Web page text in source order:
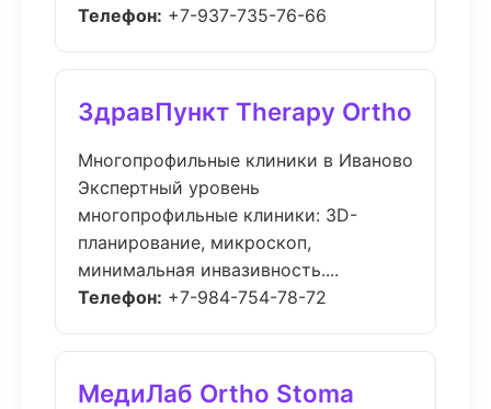
Телефон: +7-937-735-76-66
ЗдравПункт Therapy Ortho
Многопрофильные клиники в Иваново
Экспертный уровень
многопрофильные клиники: 3D-
планирование, микроскоп,
минимальная инвазивность....
Телефон: +7-984-754-78-72
МедиЛаб Ortho Stoma